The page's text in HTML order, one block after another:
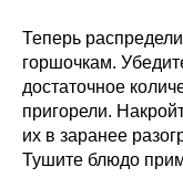
Теперь
горшочкам.
достаточное
пригорели.
их в заранее
Тушите блюдо